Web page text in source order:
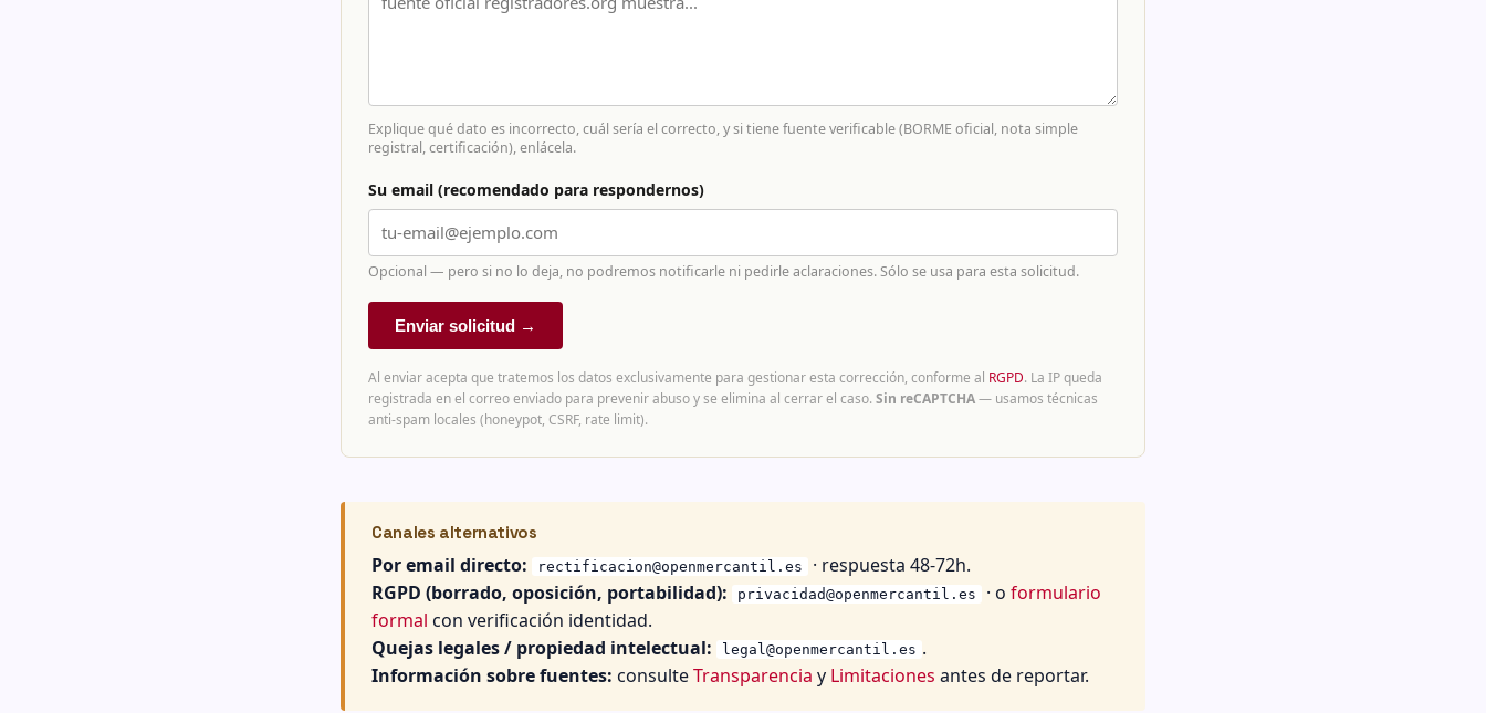
Explique qué dato es incorrecto, cuál sería el correcto, y si tiene fuente verificable (BORME oficial, nota simple
registral, certificación), enlácela.
Su email (recomendado para respondernos)
Opcional — pero si no lo deja, no podremos notificarle ni pedirle aclaraciones. Sólo se usa para esta solicitud.
Enviar solicitud →
Al enviar acepta que tratemos los datos exclusivamente para gestionar esta corrección, conforme al RGPD. La IP queda
registrada en el correo enviado para prevenir abuso y se elimina al cerrar el caso. Sin reCAPTCHA— usamos técnicas
anti-spam locales (honeypot, CSRF, rate limit).
Canales alternativos
Por email directo: rectificacion@openmercantil.es
· respuesta 48-72h.
RGPD (borrado, oposición, portabilidad):
privacidad@openmercantil.es · o formulario
formal con verificación identidad.
Quejas legales / propiedad intelectual:
legal@openmercantil.es .
Información sobre fuentes: consulteTransparencia y Limitaciones antes de reportar.